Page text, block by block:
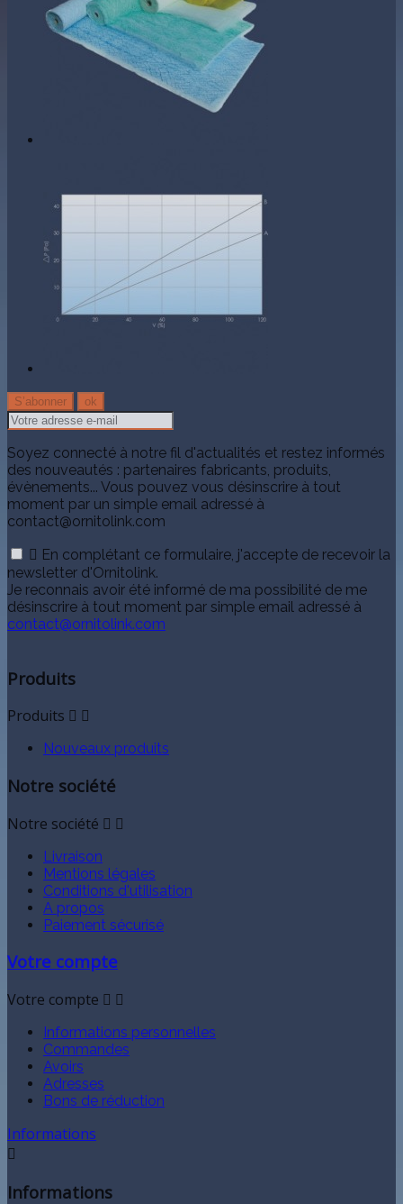
Soyez connecté à notre fil d'actualités et restez informés
des nouveautés : partenaires fabricants, produits,
évènements... Vous pouvez vous désinscrire à tout
moment par un simple email adressé à
contact@ornitolink.com
 En complétant ce formulaire, j'accepte de recevoir la
newsletter d'Ornitolink.
Je reconnais avoir été informé de ma possibilité de me
désinscrire à tout moment par simple email adressé à
contact@ornitolink.com
Produits
Produits  
Nouveaux produits
Notre société
Notre société  
Livraison
Mentions légales
Conditions d'utilisation
A propos
Paiement sécurisé
Votre compte
Votre compte  
Informations personnelles
Commandes
Avoirs
Adresses
Bons de réduction
Informations

Informations